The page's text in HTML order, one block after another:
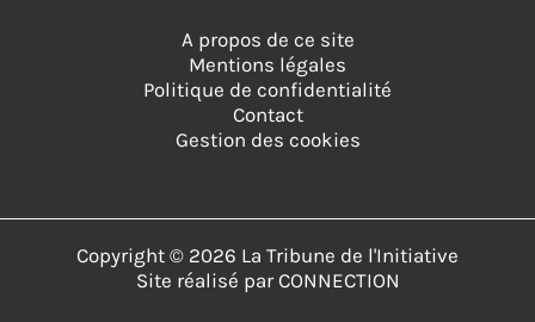
A propos de ce site
Mentions légales
Politique de confidentialité
Contact
Gestion des cookies
Copyright © 2026 La Tribune de l'Initiative
Site réalisé par CONNECTION